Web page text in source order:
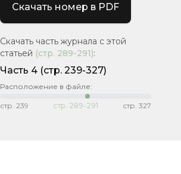
Скачать номер в PDF
Скачать часть журнала с этой
статьей (стр. 289-291):
Часть 4 (стр. 239-327)
Расположение в файле:
стр. 239 стр. 289-291 стр. 327